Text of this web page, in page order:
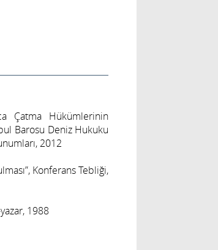
Çatma Hükümlerinin
Barosu Deniz Hukuku
2012
Konferans Tebliği,
1988